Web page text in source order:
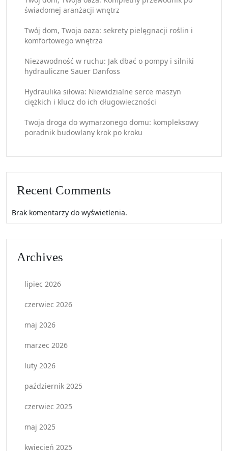
świadomej aranżacji wnętrz
Twój dom, Twoja oaza: sekrety pielęgnacji roślin i
komfortowego wnętrza
Niezawodność w ruchu: Jak dbać o pompy i silniki
hydrauliczne Sauer Danfoss
Hydraulika siłowa: Niewidzialne serce maszyn
ciężkich i klucz do ich długowieczności
Twoja droga do wymarzonego domu: kompleksowy
poradnik budowlany krok po kroku
Recent Comments
Brak komentarzy do wyświetlenia.
Archives
lipiec 2026
czerwiec 2026
maj 2026
marzec 2026
luty 2026
październik 2025
czerwiec 2025
maj 2025
kwiecień 2025